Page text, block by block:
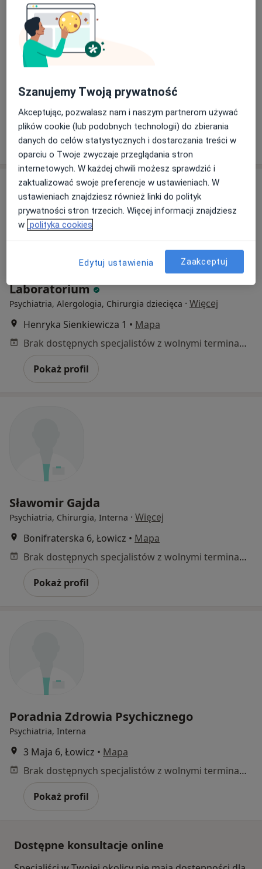
Centrum Medyczne Ogrodowa
Psychiatria, Pediatria, Medycyna rodzinna
Ogrodowa 21/23, Skierniewice •Mapa
Pokaż profil
MEDYK Przychodnia Lekarska i
Laboratorium
Psychiatria, Alergologia, Chirurgia dziecięca · Więcej
Henryka Sienkiewicza 1 • Mapa
Brak dostępnych specjalistów z wolnymi terminami w tym centrum medycznym.
Pokaż profil
Sławomir Gajda
Psychiatria, Chirurgia, Interna · Więcej
Bonifraterska 6, Łowicz • Mapa
Brak dostępnych specjalistów z wolnymi terminami w tym centrum medycznym.
Pokaż profil
Poradnia Zdrowia Psychicznego
Psychiatria, Interna
3 Maja 6, Łowicz • Mapa
Brak dostępnych specjalistów z wolnymi terminami w tym centrum medycznym.
Pokaż profil
Dostępne konsultacje online
Szanujemy Twoją prywatność
Akceptując, pozwalasz nam i naszym partnerom używać
plików cookie (lub podobnych technologii) do zbierania
danych do celów statystycznych i dostarczania treści w
oparciu o Twoje zwyczaje przeglądania stron
internetowych. W każdej chwili możesz sprawdzić i
zaktualizować swoje preferencje w ustawieniach. W
ustawieniach znajdziesz również linki do polityk
prywatności stron trzecich. Więcej informacji znajdziesz
w polityka cookies
Edytuj ustawienia Zaakceptuj